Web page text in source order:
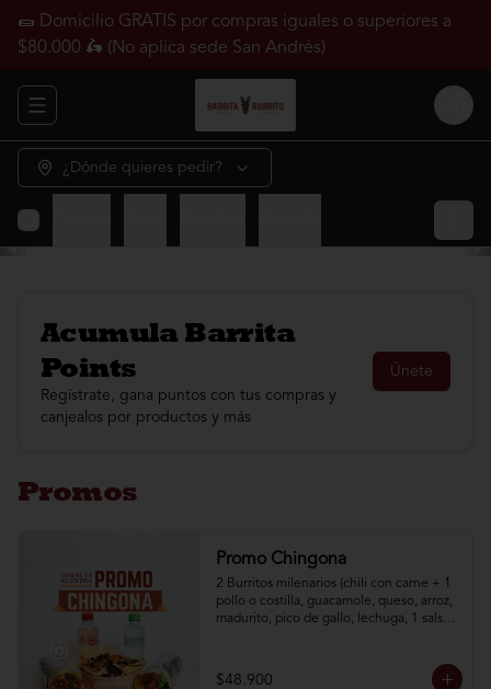
🌯 Domicilio GRATIS por compras iguales o superiores a
$80.000 🛵 (No aplica sede San Andrés)
Abrir menu de navegación Login
¿Dónde quieres pedir?
Acumula Barrita
Points
Regístrate, gana puntos con tus compras y
canjealos por productos y más
Únete
Promos
Promo Chingona
2 Burritos milenarios (chili con carne + 1
pollo o costilla, guacamole, queso, arroz,
madurito, pico de gallo, lechuga, 1 salsa a
$48.900